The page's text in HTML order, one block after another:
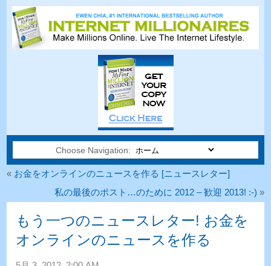
Choose Navigation:
« お金をオンラインのニュースを作る [ニュースレター]
私の最後のポスト…のために 2012 – 歓迎 2013! :-) »
もう一つのニュースレター! お金を
オンラインのニュースを作る